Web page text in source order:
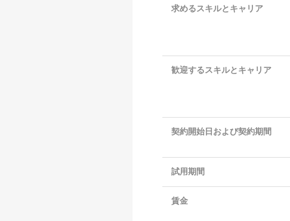
求めるスキルとキャリア
歓迎するスキルとキャリア
契約開始日および契約期間
試用期間
賃金